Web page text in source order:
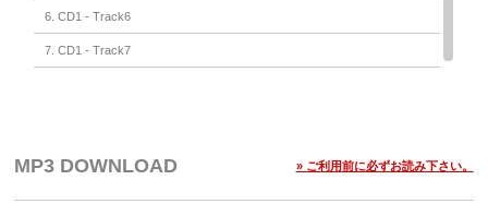
6. CD1 - Track6
7. CD1 - Track7
MP3 DOWNLOAD » ご利用前に必ずお読み下さい。